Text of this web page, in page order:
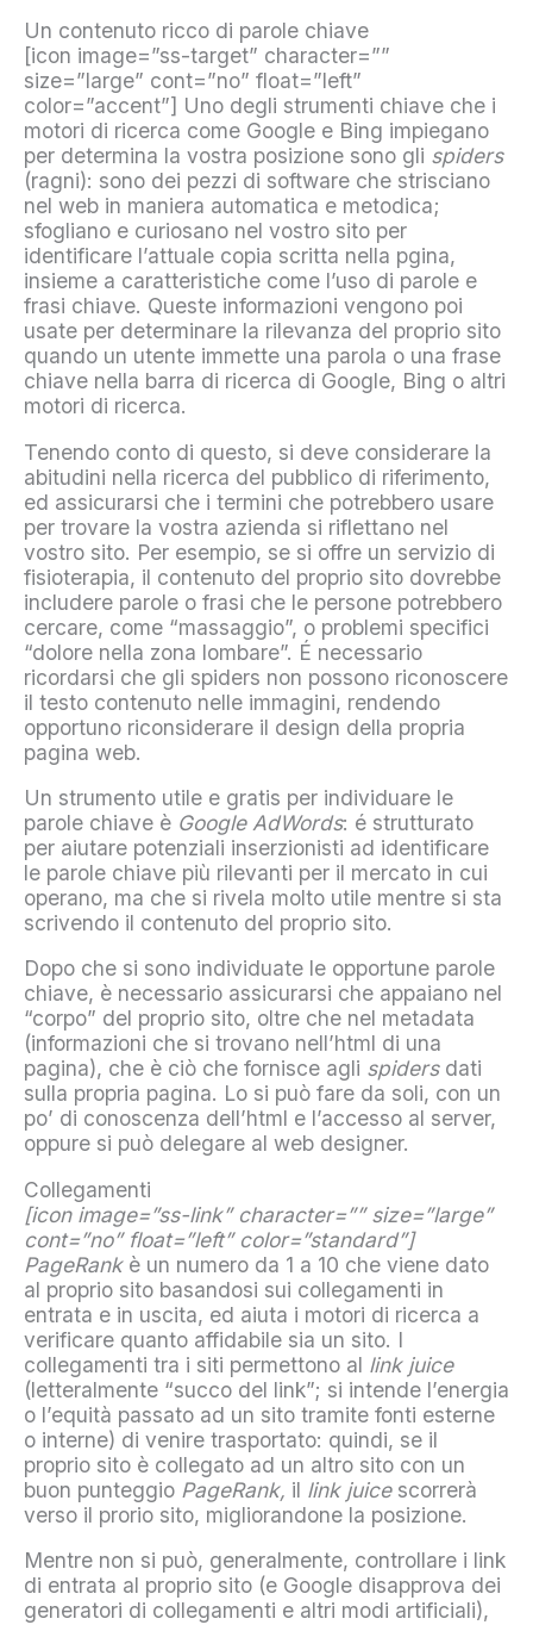
Un contenuto ricco di parole chiave
[icon image=”ss-target” character=””
size=”large” cont=”no” float=”left”
color=”accent”] Uno degli strumenti chiave che i
motori di ricerca come Google e Bing impiegano
per determina la vostra posizione sono gli spiders
(ragni): sono dei pezzi di software che strisciano
nel web in maniera automatica e metodica;
sfogliano e curiosano nel vostro sito per
identificare l’attuale copia scritta nella pgina,
insieme a caratteristiche come l’uso di parole e
frasi chiave. Queste informazioni vengono poi
usate per determinare la rilevanza del proprio sito
quando un utente immette una parola o una frase
chiave nella barra di ricerca di Google, Bing o altri
motori di ricerca.
Tenendo conto di questo, si deve considerare la
abitudini nella ricerca del pubblico di riferimento,
ed assicurarsi che i termini che potrebbero usare
per trovare la vostra azienda si riflettano nel
vostro sito. Per esempio, se si offre un servizio di
fisioterapia, il contenuto del proprio sito dovrebbe
includere parole o frasi che le persone potrebbero
cercare, come “massaggio”, o problemi specifici
“dolore nella zona lombare”. É necessario
ricordarsi che gli spiders non possono riconoscere
il testo contenuto nelle immagini, rendendo
opportuno riconsiderare il design della propria
pagina web.
Un strumento utile e gratis per individuare le
parole chiave è Google AdWords: é strutturato
per aiutare potenziali inserzionisti ad identificare
le parole chiave più rilevanti per il mercato in cui
operano, ma che si rivela molto utile mentre si sta
scrivendo il contenuto del proprio sito.
Dopo che si sono individuate le opportune parole
chiave, è necessario assicurarsi che appaiano nel
“corpo” del proprio sito, oltre che nel metadata
(informazioni che si trovano nell’html di una
pagina), che è ciò che fornisce agli spidersdati
sulla propria pagina. Lo si può fare da soli, con un
po’ di conoscenza dell’html e l’accesso al server,
oppure si può delegare al web designer.
Collegamenti
[icon image=”ss-link” character=”” size=”large”
cont=”no” float=”left” color=”standard”]
PageRank è un numero da 1 a 10 che viene dato
al proprio sito basandosi sui collegamenti in
entrata e in uscita, ed aiuta i motori di ricerca a
verificare quanto affidabile sia un sito. I
collegamenti tra i siti permettono al link juice
(letteralmente “succo del link”; si intende l’energia
o l’equità passato ad un sito tramite fonti esterne
o interne) di venire trasportato: quindi, se il
proprio sito è collegato ad un altro sito con un
buon punteggio PageRank, il link juicescorrerà
verso il prorio sito, migliorandone la posizione.
Mentre non si può, generalmente, controllare i link
di entrata al proprio sito (e Google disapprova dei
generatori di collegamenti e altri modi artificiali),